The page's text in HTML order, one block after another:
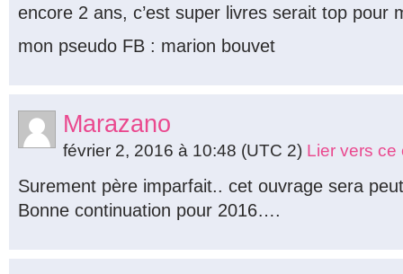
encore 2 ans, c’est super livres serait top pour
mon pseudo FB : marion bouvet
Marazano
février 2, 2016 à 10:48 (UTC 2) Lier vers ce
Surement père imparfait.. cet ouvrage sera
Bonne continuation pour 2016….